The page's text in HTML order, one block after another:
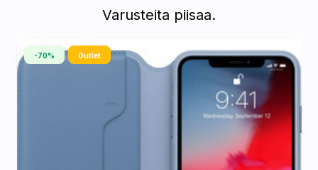
Varusteita piisaa.
-70% Outlet